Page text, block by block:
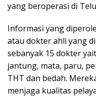
yang beroperasi di
Informasi yang
atau dokter ahli yang
sebanyak 15 dokter
jantung, mata, paru,
THT dan bedah.
menjaga kualitas